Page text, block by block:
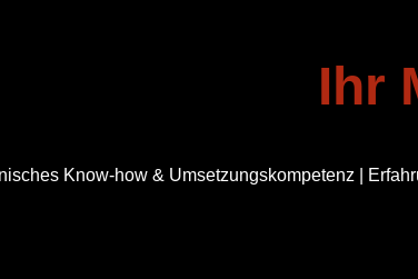
Ihr
Know-how & Umsetzungskompetenz |